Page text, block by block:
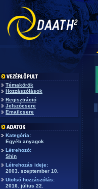
Témakörök
Hozzászólások
Regisztráció
Jelszócsere
Emailcsere
Kategória:
Egyéb anyagok
Létrehozó:
Shin
Létrehozás ideje:
2003. szeptember 10.
Utolsó hozzászólás:
2016. július 22.